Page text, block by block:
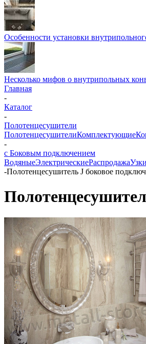
Особенности установки
Несколько мифов о внутрипольных
Главная
-
Каталог
-
Полотенцесушители
ПолотенцесушителиКомплектующие
-
с Боковым подключением
ВодяныеЭлектрическиеРаспродажа
-Полотенцесушитель J боковое